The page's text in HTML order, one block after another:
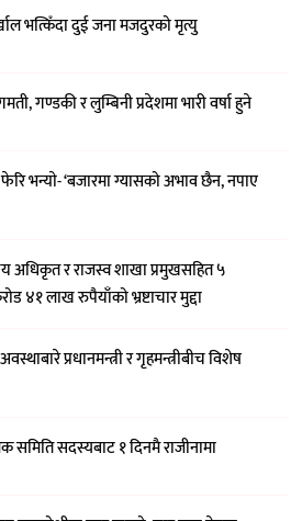
भत्किँदा दुई जना मजदुरको मृत्यु
गण्डकी र लुम्बिनी प्रदेशमा भारी वर्षा हुने
भन्याे- ‘बजारमा ग्यासको अभाव छैन, नपाए
अधिकृत र राजस्व शाखा प्रमुखसहित ५
४१ लाख रुपैयाँको भ्रष्टाचार मुद्दा
प्रधानमन्त्री र गृहमन्त्रीबीच विशेष
समिति सदस्यबाट १ दिनमै राजीनामा